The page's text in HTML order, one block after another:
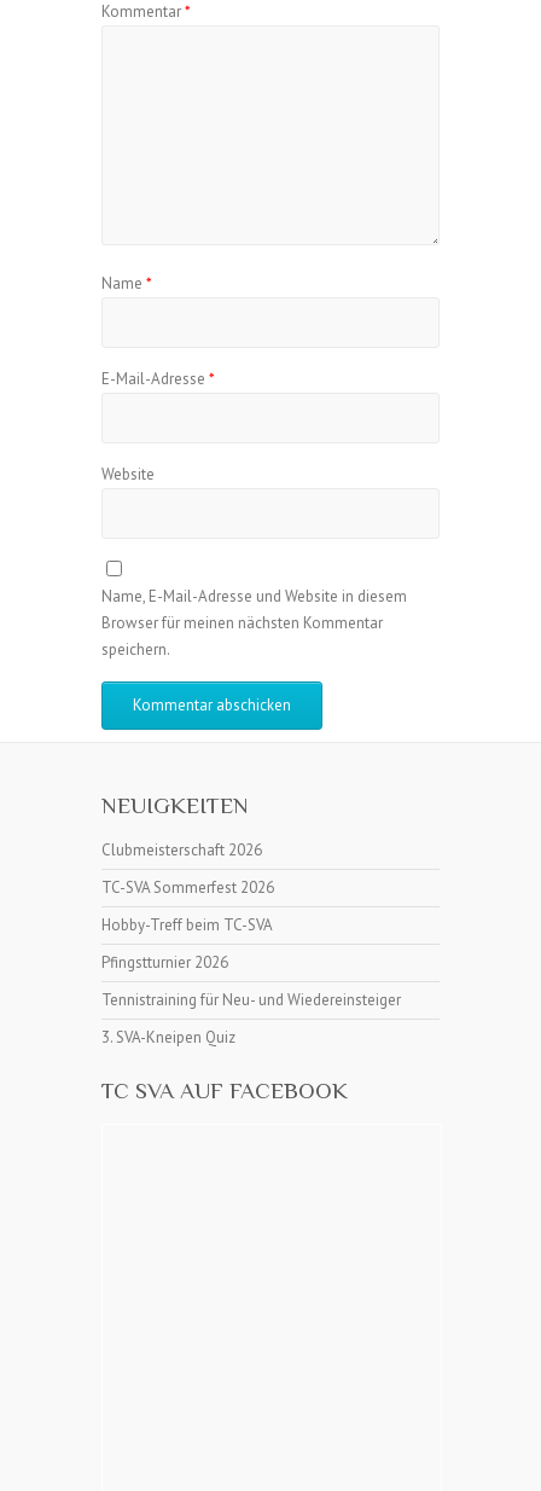
Kommentar*
Name *
E-Mail-Adresse *
Website
Name, E-Mail-Adresse und Website in diesem
Browser für meinen nächsten Kommentar
speichern.
NEUIGKEITEN
Clubmeisterschaft 2026
TC-SVA Sommerfest 2026
Hobby-Treff beim TC-SVA
Pfingstturnier 2026
Tennistraining für Neu- und Wiedereinsteiger
3. SVA-Kneipen Quiz
TC SVA AUF FACEBOOK